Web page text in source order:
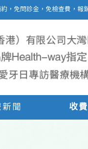
，免問診金，免檢查費，報
新聞 收